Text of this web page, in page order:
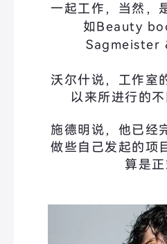
一起工作，当然，
如Beauty
Sagmeister
沃尔什说，工作室
以来所进行的
施德明说，他已经
做些自己发起的项
算是正